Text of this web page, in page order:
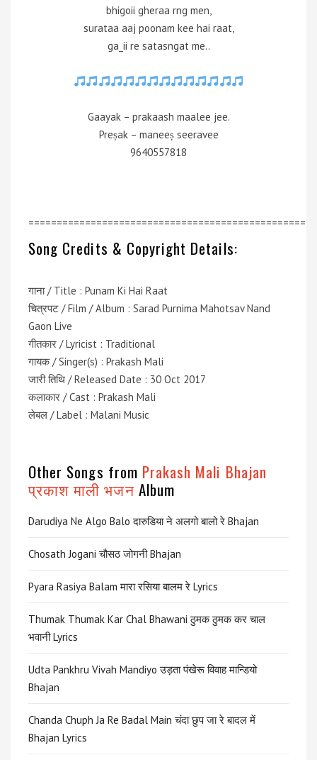
bhigoii gheraa rng men,
surataa aaj poonam kee hai raat,
ga_ii re satasngat me..
Gaayak – prakaash maalee jee.
Preṣak – maneeṣ seeravee
9640557818
=================================================
Song Credits & Copyright Details:
गाना / Title : Punam Ki Hai Raat
चित्रपट / Film / Album : Sarad Purnima Mahotsav Nand
Gaon Live
गीतकार / Lyricist : Traditional
गायक / Singer(s) : Prakash Mali
जारी तिथि / Released Date : 30 Oct 2017
कलाकार / Cast : Prakash Mali
लेबल / Label : Malani Music
Other Songs from Prakash Mali Bhajan
प्रकाश माली भजनAlbum
Darudiya Ne Algo Balo दारुडिया ने अलगो बालो रे Bhajan
Chosath Jogani चौसठ जोगनी Bhajan
Pyara Rasiya Balam मारा रसिया बालम रे Lyrics
Thumak Thumak Kar Chal Bhawani ठुमक ठुमक कर चाल
भवानी Lyrics
Udta Pankhru Vivah Mandiyo उड़ता पंखेरू विवाह मान्डियो
Bhajan
Chanda Chuph Ja Re Badal Main चंदा छुप जा रे बादल में
Bhajan Lyrics